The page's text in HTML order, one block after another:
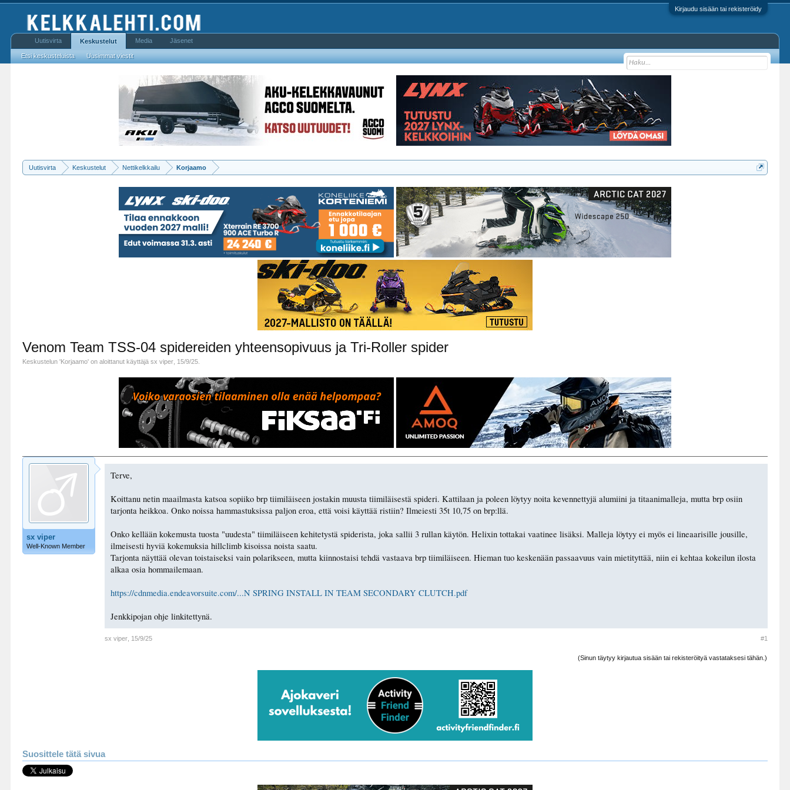
Kirjaudu sisään tai rekisteröidy
Uutisvirta Keskustelut Nettikelkkailu Korjaamo
Venom Team TSS-04 spidereiden yhteensopivuus ja Tri-Roller spider
Keskustelun 'Korjaamo' on aloittanut käyttäjäsx viper 15/9/25
sx viper
Well-Known Member
Terve,
Koittanu netin maailmasta katsoa sopiiko brp tiimiläiseen jostakin muusta tiimiläisestä spideri. Kattilaan ja poleen löytyy noita kevennettyjä alumiini ja titaanimalleja, mutta brp osiin
tarjonta heikkoa. Onko noissa hammastuksissa paljon eroa, että voisi käyttää ristiin? Ilmeiesti 35t 10,75 on brp:llä.
Onko kellään kokemusta tuosta "uudesta" tiimiläiseen kehitetystä spiderista, joka sallii 3 rullan käytön. Helixin tottakai vaatinee lisäksi. Malleja löytyy ei myös ei lineaarisille jousille,
ilmeisesti hyviä kokemuksia hillclimb kisoissa noista saatu.
Tarjonta näyttää olevan toistaiseksi vain polarikseen, mutta kiinnostaisi tehdä vastaava brp tiimiläiseen. Hieman tuo keskenään passaavuus vain mietityttää, niin ei kehtaa kokeilun ilosta
alkaa osia hommailemaan.
https://cdnmedia.endeavorsuite.com/...N SPRING INSTALL IN TEAM SECONDARY CLUTCH.pdf
Jenkkipojan ohje linkitettynä.
sx viper 15/9/25 #1
(Sinun täytyy kirjautua sisään tai rekisteröityä vastataksesi tähän.)
Suosittele tätä sivua
Uutisvirta Keskustelut
Etsi keskusteluista Uusimmat viestit
Media Jäsenet